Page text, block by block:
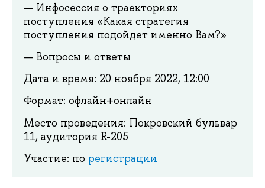
Инфосессия о траекториях
поступления «Какая стратегия
поступления подойдет именно Вам?»
Вопросы и ответы
Дата и время: 20 ноября 2022, 12:00
Формат: офлайн+онлайн
Место проведения: Покровский бульвар
11, аудитория R-205
Участие: по регистрации